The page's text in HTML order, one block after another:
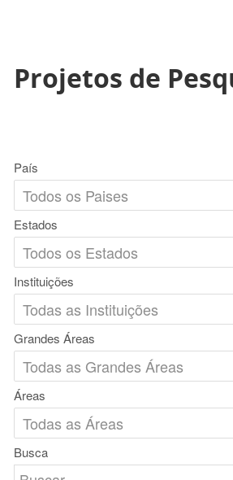
Projetos de
País
Estados
Instituições
Grandes Áreas
Áreas
Busca